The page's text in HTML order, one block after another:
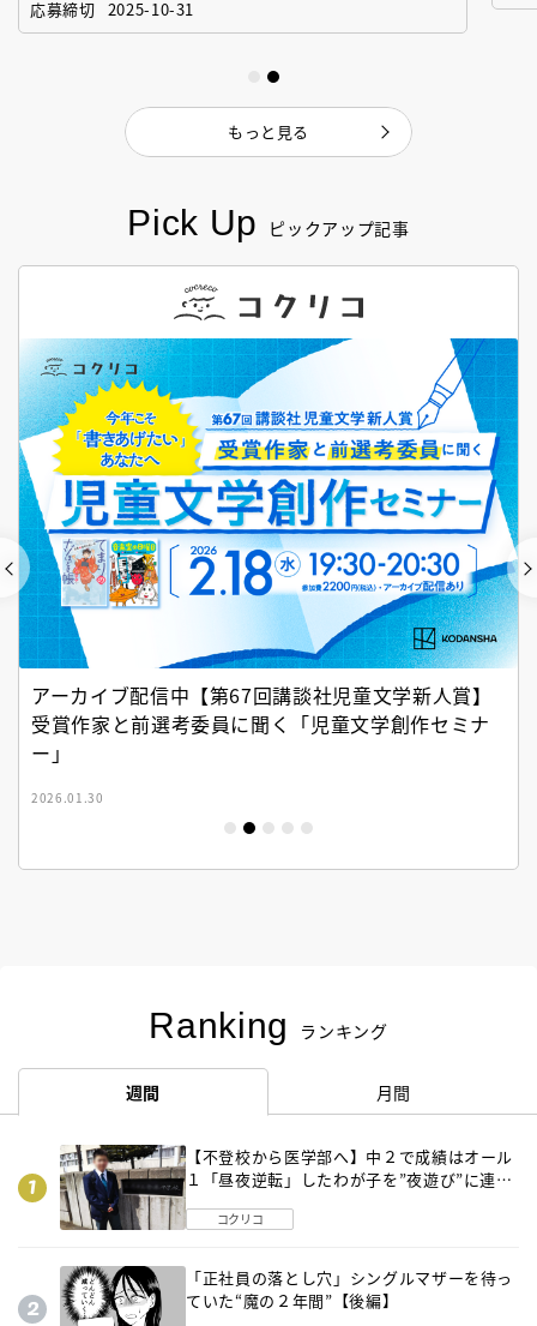
Pick Up ピックアップ記事
アーカイブ配信中【第67回講談社児童文学新人賞】
受賞作家と前選考委員に聞く「児童文学創作セミナ
ー」
2026.01.30
Ranking ランキング
週間 月間
【不登校から医学部へ】中２で成績はオール
１「昼夜逆転」したわが子を”夜遊び”に連れ
コクリコ
「正社員の落とし穴」シングルマザーを待っ
ていた“魔の２年間”【後編】
応募締切 2025-10-31
もっと見る